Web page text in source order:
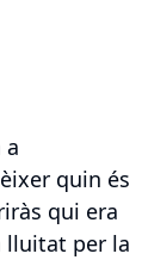
a
quin és
qui era
lluitat per la